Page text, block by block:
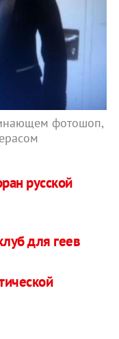
фотошоп,
русской
для геев